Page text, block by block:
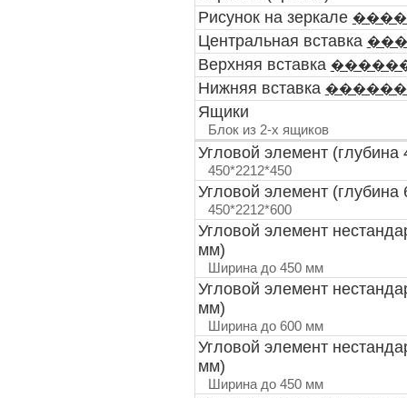
Рисунок на зеркале
Центральная вставка
Верхняя вставка
Нижняя вставка
Ящики
Блок из 2-х ящиков
Угловой элемент (глубина
450*2212*450
Угловой элемент (глубина
450*2212*600
Угловой элемент
мм)
Ширина до 450 мм
Угловой элемент
мм)
Ширина до 600 мм
Угловой элемент
мм)
Ширина до 450 мм